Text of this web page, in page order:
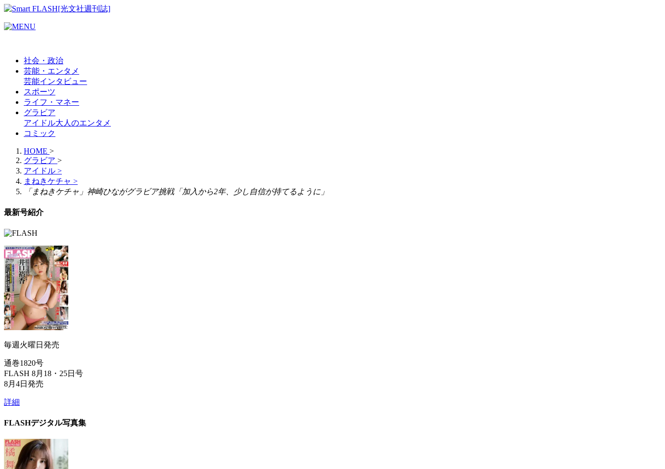
社会・政治
芸能・エンタメ
芸能インタビュー
スポーツ
ライフ・マネー
グラビア
アイドル大人のエンタメ
コミック
HOME >
グラビア >
アイドル >
まねきケチャ >
「まねきケチャ」神崎ひながグラビア挑戦「加入から2年、少し自信が持てるように」
最新号紹介
毎週火曜日発売
通巻1820号
FLASH 8月18・25日号
8月4日発売
詳細
FLASHデジタル写真集